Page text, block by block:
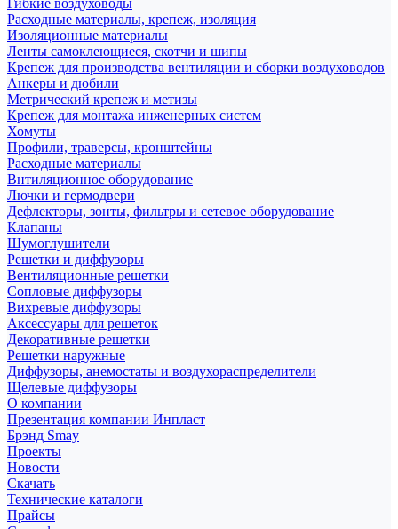
Гибкие воздуховоды
Расходные материалы, крепеж, изоляция
Изоляционные материалы
Ленты самоклеющиеся, скотчи и шипы
Крепеж для производства вентиляции и сборки воздуховодов
Анкеры и дюбили
Метрический крепеж и метизы
Крепеж для монтажа инженерных систем
Хомуты
Профили, траверсы, кронштейны
Расходные материалы
Внтиляционное оборудование
Лючки и гермодвери
Дефлекторы, зонты, фильтры и сетевое оборудование
Клапаны
Шумоглушители
Решетки и диффузоры
Вентиляционные решетки
Сопловые диффузоры
Вихревые диффузоры
Аксессуары для решеток
Декоративные решетки
Решетки наружные
Диффузоры, анемостаты и воздухораспределители
Щелевые диффузоры
О компании
Презентация компании Инпласт
Брэнд Smay
Проекты
Новости
Скачать
Технические каталоги
Прайсы